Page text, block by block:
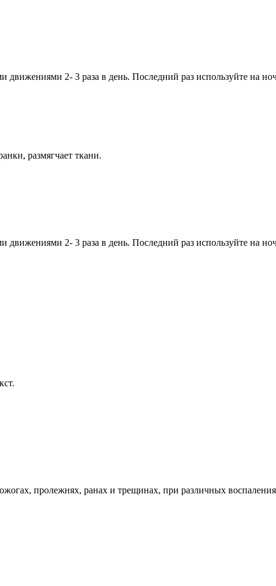
2- 3 раза в день. Последний раз используйте на
размягчает ткани.
2- 3 раза в день. Последний раз используйте на
пролежнях, ранах и трещинах, при различных